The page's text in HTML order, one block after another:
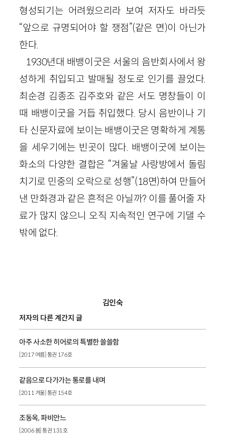
형성되기는 어려웠으리라 보여 저자도 바라듯
“앞으로 규명되어야 할 쟁점”(같은 면)이 아닌가
한다.
1930년대 배뱅이굿은 서울의 음반회사에서 왕
성하게 취입되고 발매될 정도로 인기를 끌었다.
최순경 김종조 김주호와 같은 서도 명창들이 이
때 배뱅이굿을 거듭 취입했다. 당시 음반이나 기
타 신문자료에 보이는 배뱅이굿은 명확하게 계통
을 세우기에는 빈곳이 많다. 배뱅이굿에 보이는
화소의 다양한 결합은 “겨울날 사랑방에서 돌림
치기로 민중의 오락으로 성행”(18면)하여 만들어
낸 만화경과 같은 흔적은 아닐까? 이를 풀어줄 자
료가 많지 않으니 오직 지속적인 연구에 기댈 수
밖에 없다.
김인숙
저자의 다른 계간지 글
아주 사소한 히어로의 특별한 쓸쓸함
[2017 여름] 통권 176호
같음으로 다가가는 통로를 내며
[2011 겨울] 통권 154호
조동옥, 파비안느
[2006 봄] 통권 131호